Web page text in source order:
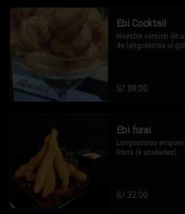
Ebi Cocktail
Nuestra version de
de langostinos al
S/ 38.00
Ebi furai
Langostinos
fritos (6 unidades).
S/ 32.00